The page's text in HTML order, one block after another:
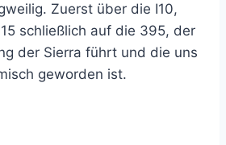
Zuerst über die I10,
schließlich auf die 395, der
der Sierra führt und die uns
geworden ist.